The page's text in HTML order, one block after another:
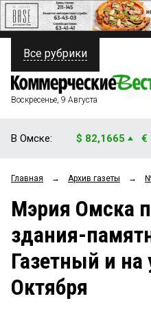
ПОЛИТИКА
ФИНАНСЫ
ОБЩЕСТВО
ЗАКОН
НОВОСТИ КОМПАНИЙ
ПРОИСШЕСТВИЯ
Все рубрики
Воскресенье, 9 Августа
В Омске: $ 82,1665 €
Главная → Архив газеты →
Мэрия Омска
здания-
Газетный и на
Октября